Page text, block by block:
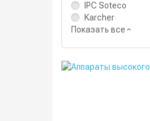
IPC Soteco
Karcher
Показать все